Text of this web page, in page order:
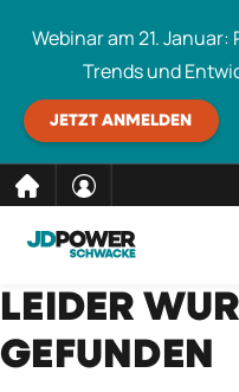
direkt
zum
Inhalt
Webinar am 21.
Trends und
JETZT ANMELDEN
Schwacke
LEIDER
GEFUNDEN